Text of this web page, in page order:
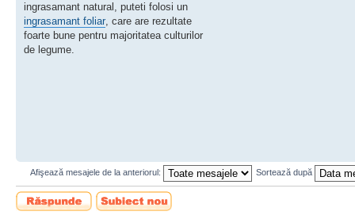
ingrasamant natural, puteti folosi un
ingrasamant foliar, care are rezultate
foarte bune pentru majoritatea culturilor
de legume.
Afişează mesajele de la anteriorul: Sortează după
Scrie un răspuns
Scrie un subiect
nou